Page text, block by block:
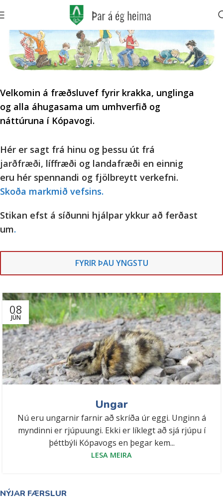
Velkomin á fræðsluvef fyrir krakka, unglinga
og alla áhugasama um umhverfið og
náttúruna í Kópavogi.
Hér er sagt frá hinu og þessu út frá
jarðfræði, líffræði og landafræði en einnig
eru hér spennandi og fjölbreytt verkefni.
Skoða markmið vefsins.
Stikan efst á síðunni hjálpar ykkur að ferðast
um.
FYRIR ÞAU YNGSTU
08
JÚN
Ungar
Nú eru ungarnir farnir að skríða úr eggi. Unginn á
myndinni er rjúpuungi. Ekki er líklegt að sjá rjúpu í
þéttbýli Kópavogs en þegar kem...
LESA MEIRA
NÝJAR FÆRSLUR